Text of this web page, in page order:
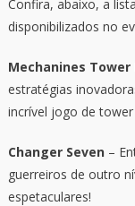
Confira, abaixo, a
disponibilizados no
Mechanines Tower
estratégias
incrível jogo de tower
Changer Seven–
guerreiros de outro
espetaculares!